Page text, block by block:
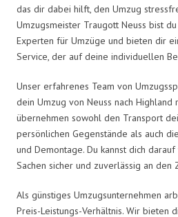
das dir dabei hilft, den Umzug
Umzugsmeister Traugott Neuss bist
Experten für Umzüge und bieten dir
Service, der auf deine individuellen
Unser erfahrenes Team von
dein Umzug von Neuss nach
übernehmen sowohl den Transport
persönlichen Gegenstände als auch
und Demontage. Du kannst dich
Sachen sicher und zuverlässig an den
Als günstiges Umzugsunternehmen
Preis-Leistungs-Verhältnis. Wir bieten